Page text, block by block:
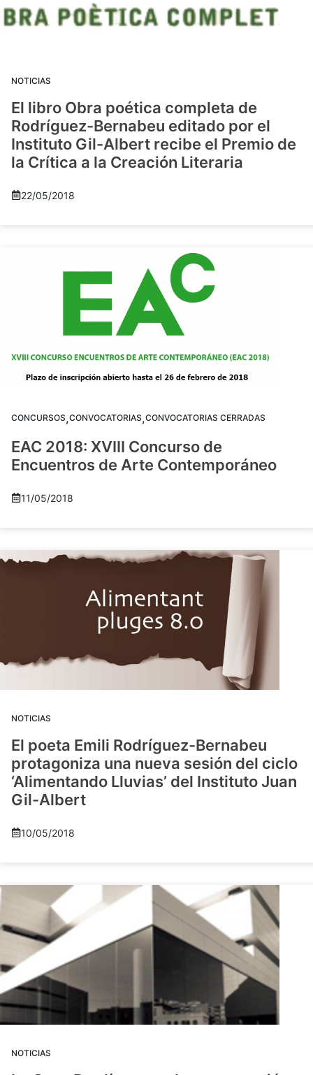
NOTICIAS
El libro Obra poética completa de
Rodríguez-Bernabeu editado por el
Instituto Gil-Albert recibe el Premio de
la Crítica a la Creación Literaria
22/05/2018
CONCURSOS,CONVOCATORIAS,CONVOCATORIAS CERRADAS
EAC 2018: XVIII Concurso de
Encuentros de Arte Contemporáneo
11/05/2018
NOTICIAS
El poeta Emili Rodríguez-Bernabeu
protagoniza una nueva sesión del ciclo
‘Alimentando Lluvias’ del Instituto Juan
Gil-Albert
10/05/2018
NOTICIAS